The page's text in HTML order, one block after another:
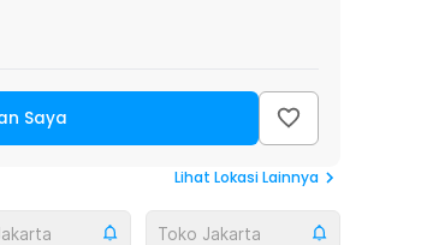
Saya
Lihat Lokasi Lainnya
Toko Jakarta